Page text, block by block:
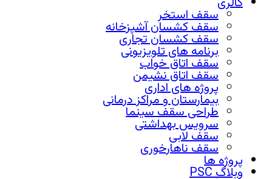
سقف استخر
سقف کشسان آشپزخانه
سقف کشسان تجاری
برنامه های تلویزیونی
سقف اتاق خواب
سقف اتاق نشیمن
پروژه های اداری
بیمارستان و مراکز درمانی
طراحی سقف سینما
سرویس بهداشتی
سقف لابی
سقف ناهارخوری
پروژه ها
وبلاگ PSC